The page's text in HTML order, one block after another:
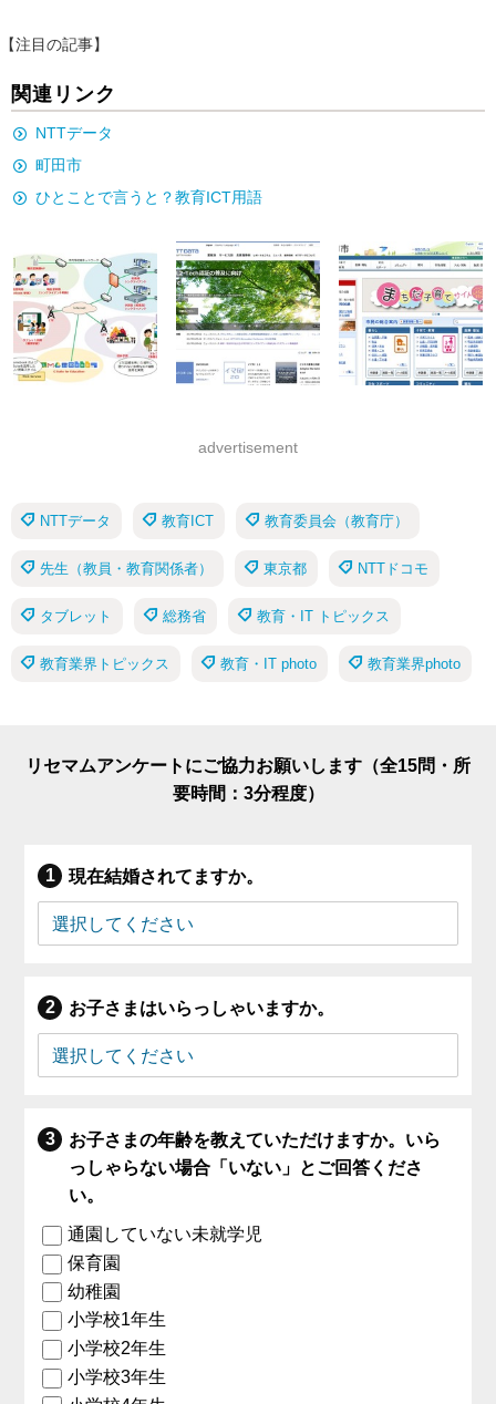
【注目の記事】
関連リンク
NTTデータ
町田市
ひとことで言うと？教育ICT用語
advertisement
NTTデータ 教育ICT 教育委員会（教育庁）
先生（教員・教育関係者） 東京都 NTTドコモ
タブレット 総務省 教育・IT トピックス
教育業界トピックス 教育・IT photo 教育業界photo
リセマムアンケートにご協力お願いします（全15問・所
要時間：3分程度）
現在結婚されてますか。
お子さまはいらっしゃいますか。
お子さまの年齢を教えていただけますか。いら
っしゃらない場合「いない」とご回答くださ
い。
通園していない未就学児
保育園
幼稚園
小学校1年生
小学校2年生
小学校3年生